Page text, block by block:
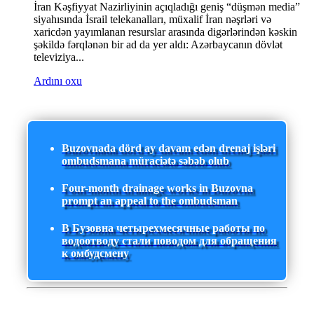
İran Kəşfiyyat Nazirliyinin açıqladığı geniş “düşmən media”
siyahısında İsrail telekanalları, müxalif İran nəşrləri və
xaricdən yayımlanan resurslar arasında digərlərindən kəskin
şəkildə fərqlənən bir ad da yer aldı: Azərbaycanın dövlət
televiziya...
Ardını oxu
Buzovnada dörd ay davam edən drenaj işləri
ombudsmana müraciətə səbəb olub
Four-month drainage works in Buzovna
prompt an appeal to the ombudsman
В Бузовна четырехмесячные работы по
водоотводу стали поводом для обращения
к омбудсмену